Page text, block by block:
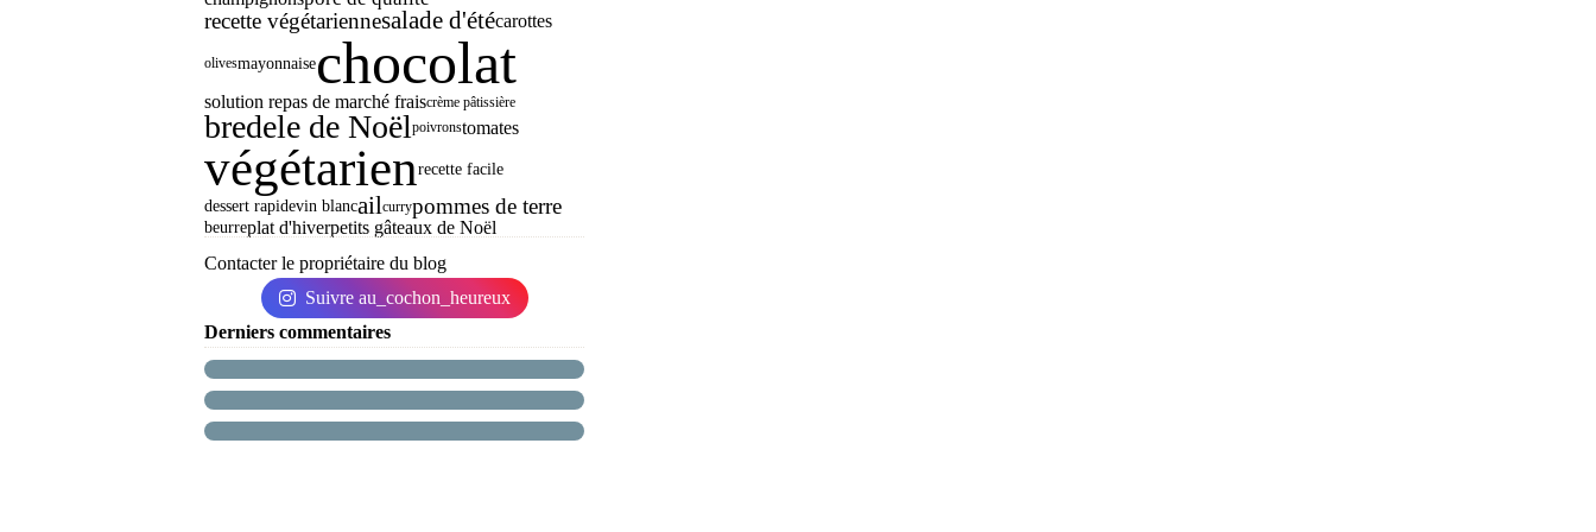
recette végétariennesalade d'étécarottes
olivesmayonnaisechocolat
solution repas de marché fraiscrème pâtissière
bredele de Noël poivronstomates
végétarienrecette facile
dessert rapidevin blancailcurrypommes de terre
beurreplat d'hiverpetits gâteaux de Noël
Contacter le propriétaire du blog
Suivre au_cochon_heureux
Derniers commentaires